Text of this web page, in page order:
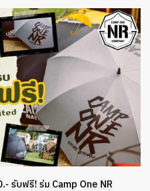
รับฟรี! ร่ม Camp One NR